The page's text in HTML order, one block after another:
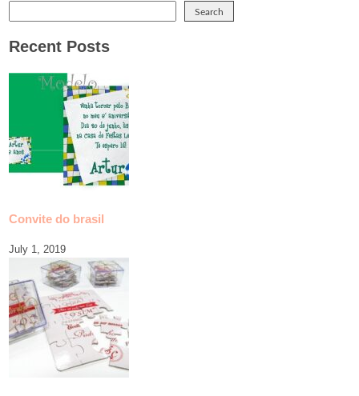
Search
Recent Posts
Convite do brasil
July 1, 2019